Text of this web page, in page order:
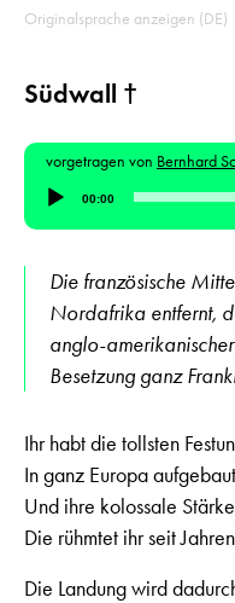
Originalsprache anzeigen (DE)
Südwall †
vorgetragen von Bernhard
Audio-
Player
00:00
Die französische
Nordafrika entfernt,
anglo-
Besetzung ganz
Ihr habt die tollsten
In ganz Europa aufgebaut
Und ihre kolossale Stärke
Die rühmtet ihr seit
Die Landung wird